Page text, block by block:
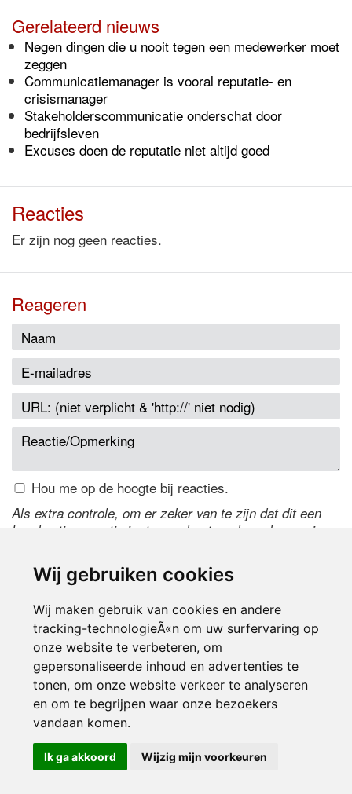
Wij gebruiken cookies
Wij maken gebruik van cookies en andere
tracking-technologieÃ«n om uw surfervaring op
onze website te verbeteren, om
gepersonaliseerde inhoud en advertenties te
tonen, om onze website verkeer te analyseren
en om te begrijpen waar onze bezoekers
vandaan komen.
Ik ga akkoord Wijzig mijn voorkeuren
Gerelateerd nieuws
Negen dingen die u nooit tegen een medewerker moet
zeggen
Communicatiemanager is vooral reputatie- en
crisismanager
Stakeholderscommunicatie onderschat door
bedrijfsleven
Excuses doen de reputatie niet altijd goed
Reacties
Er zijn nog geen reacties.
Reageren
Hou me op de hoogte bij reacties.
Als extra controle, om er zeker van te zijn dat dit een
handmatige reactie is, typ onderstaande code over in
de code te wijzigen.
© 2000-2026 UFE Media:Managersonline.nl|Brisk magazine
Partners:Autowereld.com